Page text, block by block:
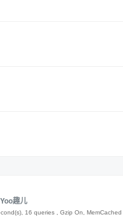
Yoo趣儿
16 queries , Gzip On, MemCached